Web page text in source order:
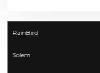
RainBird
Solem